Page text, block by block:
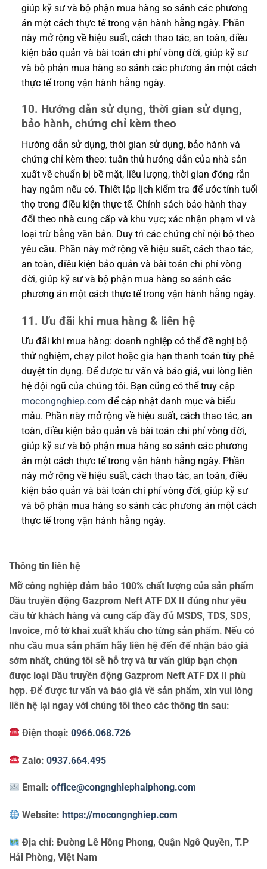
giúp kỹ sư và bộ phận mua hàng so sánh các phương
án một cách thực tế trong vận hành hằng ngày. Phần
này mở rộng về hiệu suất, cách thao tác, an toàn, điều
kiện bảo quản và bài toán chi phí vòng đời, giúp kỹ sư
và bộ phận mua hàng so sánh các phương án một cách
thực tế trong vận hành hằng ngày.
10. Hướng dẫn sử dụng, thời gian sử dụng,
bảo hành, chứng chỉ kèm theo
Hướng dẫn sử dụng, thời gian sử dụng, bảo hành và
chứng chỉ kèm theo: tuân thủ hướng dẫn của nhà sản
xuất về chuẩn bị bề mặt, liều lượng, thời gian đóng rắn
hay ngâm nếu có. Thiết lập lịch kiểm tra để ước tính tuổi
thọ trong điều kiện thực tế. Chính sách bảo hành thay
đổi theo nhà cung cấp và khu vực; xác nhận phạm vi và
loại trừ bằng văn bản. Duy trì các chứng chỉ nội bộ theo
yêu cầu. Phần này mở rộng về hiệu suất, cách thao tác,
an toàn, điều kiện bảo quản và bài toán chi phí vòng
đời, giúp kỹ sư và bộ phận mua hàng so sánh các
phương án một cách thực tế trong vận hành hằng ngày.
11. Ưu đãi khi mua hàng & liên hệ
Ưu đãi khi mua hàng: doanh nghiệp có thể đề nghị bộ
thử nghiệm, chạy pilot hoặc gia hạn thanh toán tùy phê
duyệt tín dụng. Để được tư vấn và báo giá, vui lòng liên
hệ đội ngũ của chúng tôi. Bạn cũng có thể truy cập
mocongnghiep.com để cập nhật danh mục và biểu
mẫu. Phần này mở rộng về hiệu suất, cách thao tác, an
toàn, điều kiện bảo quản và bài toán chi phí vòng đời,
giúp kỹ sư và bộ phận mua hàng so sánh các phương
án một cách thực tế trong vận hành hằng ngày. Phần
này mở rộng về hiệu suất, cách thao tác, an toàn, điều
kiện bảo quản và bài toán chi phí vòng đời, giúp kỹ sư
và bộ phận mua hàng so sánh các phương án một cách
thực tế trong vận hành hằng ngày.
Thông tin liên hệ
Mỡ công nghiệp đảm bảo 100% chất lượng của sản phẩm
Dầu truyền động Gazprom Neft ATF DX II đúng như yêu
cầu từ khách hàng và cung cấp đầy đủ MSDS, TDS, SDS,
Invoice, mở tờ khai xuất khẩu cho từng sản phẩm. Nếu có
nhu cầu mua sản phẩm hãy liên hệ đến để nhận báo giá
sớm nhất, chúng tôi sẽ hỗ trợ và tư vấn giúp bạn chọn
được loại Dầu truyền động Gazprom Neft ATF DX II phù
hợp. Để được tư vấn và báo giá về sản phẩm, xin vui lòng
liên hệ lại ngay với chúng tôi theo các thông tin sau:
Điện thoại:0966.068.726
Zalo:0937.664.495
Email:office@congnghiephaiphong.com
Website: https://mocongnghiep.com
Địa chỉ:Đường Lê Hồng Phong, Quận Ngô Quyền, T.P
Hải Phòng, Việt Nam